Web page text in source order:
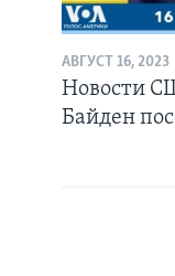
АВГУСТ 16, 2023
Новости
Байден